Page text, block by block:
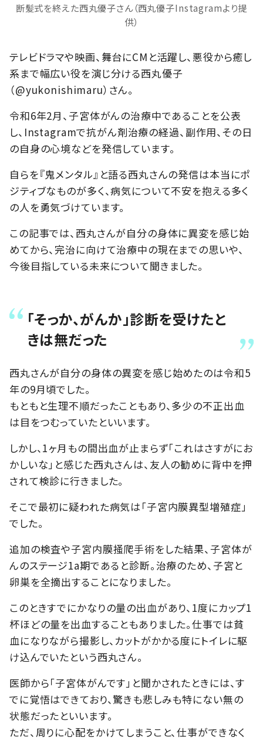
断髪式を終えた西丸優子さん（西丸優子Instagramより提
供）
テレビドラマや映画、舞台にCMと活躍し、悪役から癒し
系まで幅広い役を演じ分ける西丸優子
（@yukonishimaru）さん。
令和6年2月、子宮体がんの治療中であることを公表
し、Instagramで抗がん剤治療の経過、副作用、その日
の自身の心境などを発信しています。
自らを『鬼メンタル』と語る西丸さんの発信は本当にポ
ジティブなものが多く、病気について不安を抱える多く
の人を勇気づけています。
この記事では、西丸さんが自分の身体に異変を感じ始
めてから、完治に向けて治療中の現在までの思いや、
今後目指している未来について聞きました。
「そっか、がんか」診断を受けたと
きは無だった
西丸さんが自分の身体の異変を感じ始めたのは令和5
年の9月頃でした。
もともと生理不順だったこともあり、多少の不正出血
は目をつむっていたといいます。
しかし、1ヶ月もの間出血が止まらず「これはさすがにお
かしいな」と感じた西丸さんは、友人の勧めに背中を押
されて検診に行きました。
そこで最初に疑われた病気は「子宮内膜異型増殖症」
でした。
追加の検査や子宮内膜掻爬手術をした結果、子宮体が
んのステージ1a期であると診断。治療のため、子宮と
卵巣を全摘出することになりました。
このときすでにかなりの量の出血があり、1度にカップ1
杯ほどの量を出血することもありました。仕事では貧
血になりながら撮影し、カットがかかる度にトイレに駆
け込んでいたという西丸さん。
医師から「子宮体がんです」と聞かされたときには、す
でに覚悟はできており、驚きも悲しみも特にない無の
状態だったといいます。
ただ、周りに心配をかけてしまうこと、仕事ができなく